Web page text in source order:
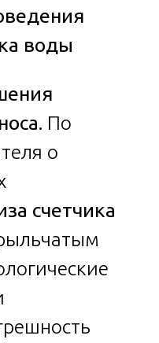
воды
По
о
счетчика